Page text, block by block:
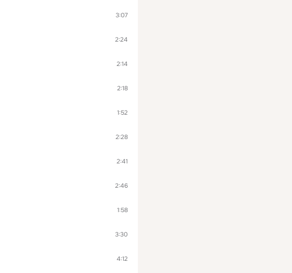
3:07
2:24
2:14
2:18
1:52
2:28
2:41
2:46
1:58
3:30
4:12